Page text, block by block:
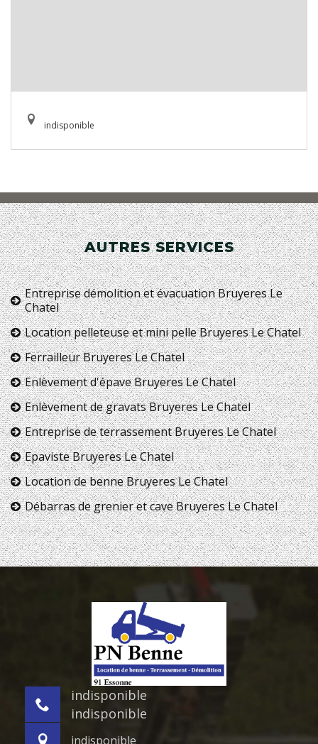
indisponible
AUTRES SERVICES
Entreprise démolition et évacuation Bruyeres Le
Chatel
Location pelleteuse et mini pelle Bruyeres Le Chatel
Ferrailleur Bruyeres Le Chatel
Enlèvement d'épave Bruyeres Le Chatel
Enlèvement de gravats Bruyeres Le Chatel
Entreprise de terrassement Bruyeres Le Chatel
Epaviste Bruyeres Le Chatel
Location de benne Bruyeres Le Chatel
Débarras de grenier et cave Bruyeres Le Chatel
indisponible
indisponible
indisponible